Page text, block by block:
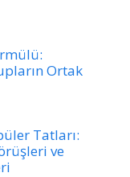
Ortak
Tatları:
ve